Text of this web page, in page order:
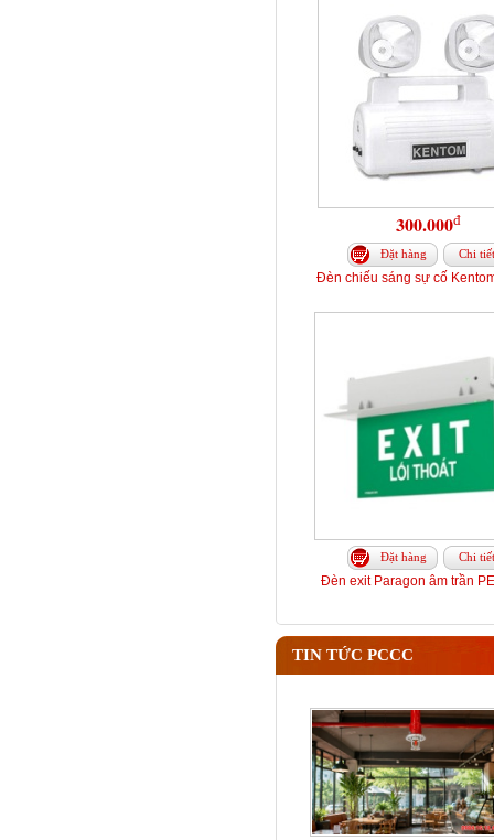
300.000đ
Đặt hàng Chi tiết
Đèn chiếu sáng sự cố
Đặt hàng Chi tiết
Đèn exit Paragon âm trần
TIN TỨC PCCC